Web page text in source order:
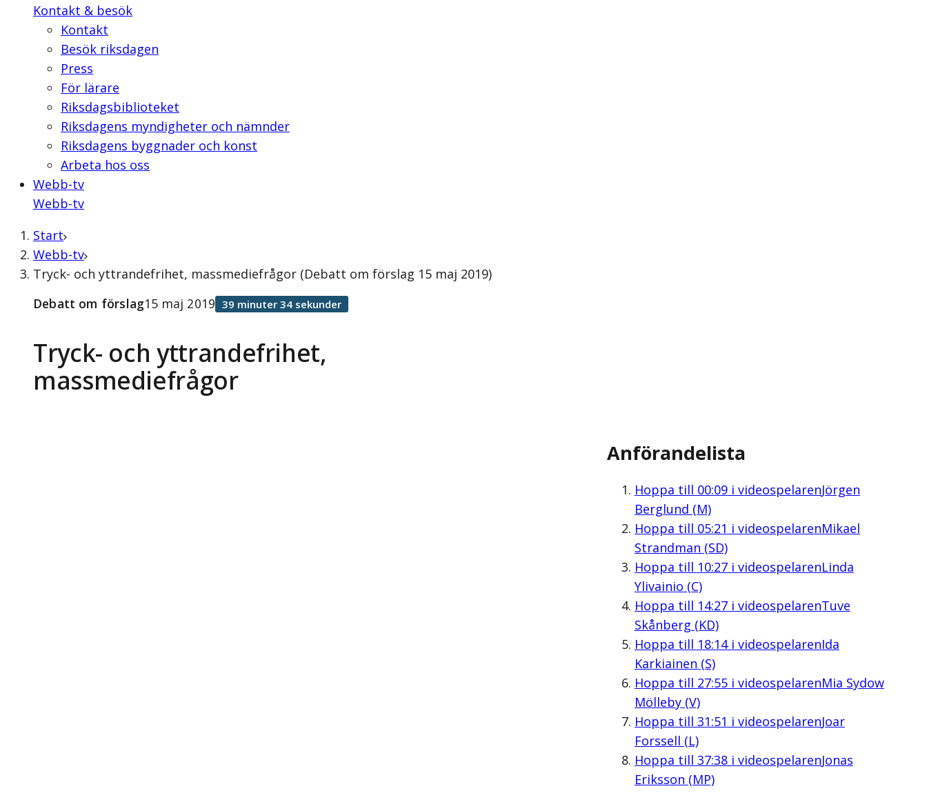
Kontakt & besök
Kontakt
Besök riksdagen
Press
För lärare
Riksdagsbiblioteket
Riksdagens myndigheter och nämnder
Riksdagens byggnader och konst
Arbeta hos oss
Webb-tv
Webb-tv
Start
Webb-tv
Tryck- och yttrandefrihet, massmediefrågor (Debatt om förslag 15 maj 2019)
Tryck- och yttrandefrihet,
massmediefrågor
Debatt om förslag15 maj 2019 39 minuter 34 sekunder
Anförandelista
Hoppa till 00:09i videospelarenJörgen
Berglund (M)
Hoppa till 05:21 i videospelarenMikael
Strandman (SD)
Hoppa till 10:27i videospelarenLinda
Ylivainio (C)
Hoppa till 14:27i videospelarenTuve
Skånberg (KD)
Hoppa till 18:14i videospelarenIda
Karkiainen (S)
Hoppa till 27:55i videospelarenMia Sydow
Mölleby (V)
Hoppa till 31:51 i videospelarenJoar
Forssell (L)
Hoppa till 37:38i videospelarenJonas
Eriksson (MP)